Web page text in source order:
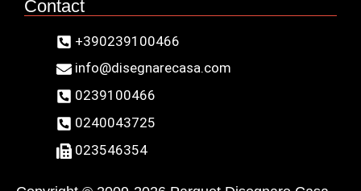
Contact
+390239100466
info@disegnarecasa.com
0239100466
0240043725
023546354